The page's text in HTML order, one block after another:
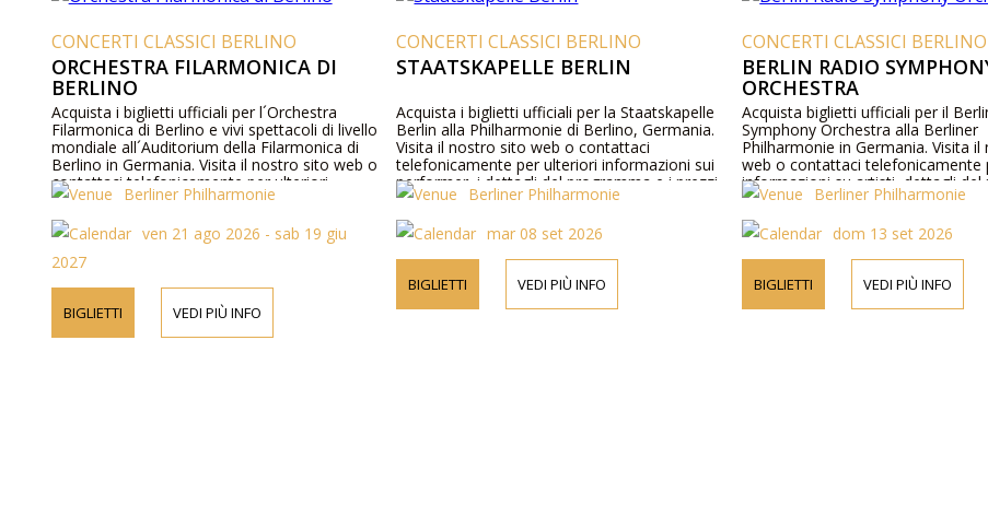
CONCERTI CLASSICI BERLINO
ORCHESTRA FILARMONICA DI
BERLINO
Acquista i biglietti ufficiali per l´Orchestra
Filarmonica di Berlino e vivi spettacoli di livello
mondiale all´Auditorium della Filarmonica di
Berlino in Germania. Visita il nostro sito web o
contattaci telefonicamente per ulteriori
informazioni su artisti, dettagli del programma
e prezzi dei biglietti.
Berliner Philharmonie
ven 21 ago 2026 - sab 19 giu
2027
BIGLIETTI VEDI PIÙ INFO
CONCERTI CLASSICI BERLINO
STAATSKAPELLE BERLIN
Acquista i biglietti ufficiali per la Staatskapelle
Berlin alla Philharmonie di Berlino, Germania.
Visita il nostro sito web o contattaci
telefonicamente per ulteriori informazioni sui
performer, i dettagli del programma e i prezzi
dei biglietti.Berliner Philharmonie
mar 08 set 2026
BIGLIETTI VEDI PIÙ INFO
CONCERTI CLASSICI BERLINO
BERLIN RADIO
ORCHESTRA
Acquista biglietti ufficiali per il
Symphony Orchestra alla Berliner
Philharmonie in Germania. Visita
web o contattaci telefonicamente
informazioni su artisti, dettagli del
e prezzi dei biglietti.Berliner Philharmonie
dom 13 set 2026
BIGLIETTI VEDI PIÙ INFO